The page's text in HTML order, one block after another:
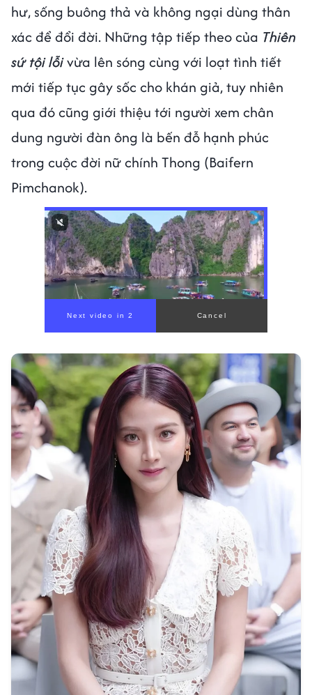
hư, sống buông thả và không ngại dùng thân
xác để đổi đời. Những tập tiếp theo của Thiên
sứ tội lỗivừa lên sóng cùng với loạt tình tiết
mới tiếp tục gây sốc cho khán giả, tuy nhiên
qua đó cũng giới thiệu tới người xem chân
dung người đàn ông là bến đỗ hạnh phúc
trong cuộc đời nữ chính Thong (Baifern
Pimchanok).